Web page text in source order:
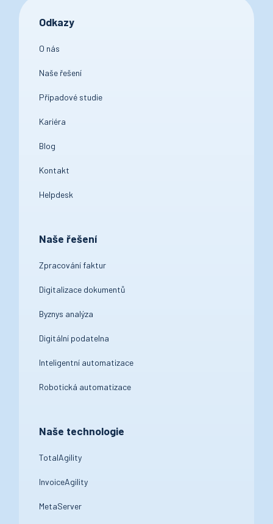
Odkazy
O nás
Naše řešení
Případové studie
Kariéra
Blog
Kontakt
Helpdesk
Naše řešení
Zpracování faktur
Digitalizace dokumentů
Byznys analýza
Digitální podatelna
Inteligentní automatizace
Robotická automatizace
Naše technologie
TotalAgility
InvoiceAgility
MetaServer